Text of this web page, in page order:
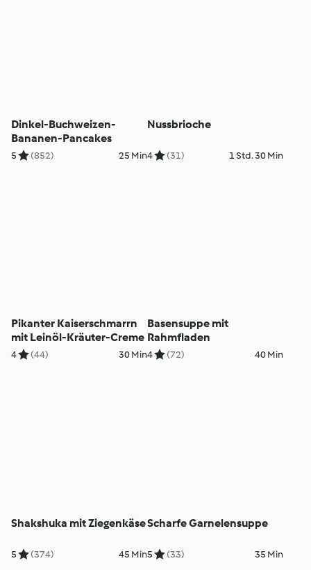
Dinkel-Buchweizen-
Bananen-Pancakes
5 (852) 25 Min
Nussbrioche
4 (31) 1 Std. 30 Min
Pikanter Kaiserschmarrn
mit Leinöl-Kräuter-Creme
4 (44) 30 Min
Basensuppe mit
Rahmfladen
4 (72) 40 Min
Shakshuka mit Ziegenkäse
5 (374) 45 Min
Scharfe Garnelensuppe
5 (33) 35 Min